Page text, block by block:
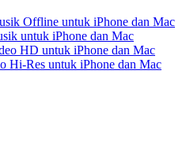
Offline untuk iPhone dan Mac
untuk iPhone dan Mac
HD untuk iPhone dan Mac
Hi-Res untuk iPhone dan Mac